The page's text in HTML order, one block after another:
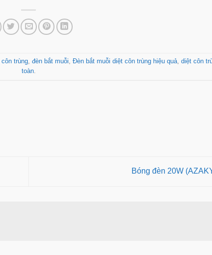
côn trùng, đèn bắt muỗi, Đèn bắt muỗi diệt côn trùng hiệu quả, diệt côn
toàn.
Bóng đèn 20W